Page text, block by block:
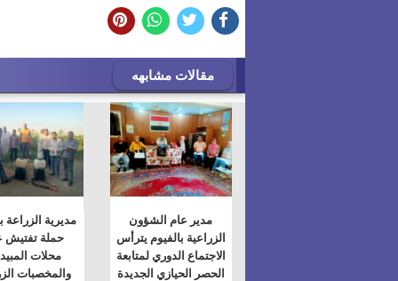
مقالات مشابهه
مدير عام الشؤون
الزراعية بالفيوم يترأس
الاجتماع الدوري لمتابعة
الحصر الحيازي الجديدة
مديرية الزراعة
حملة تفتيش
محلات
والمخصبات